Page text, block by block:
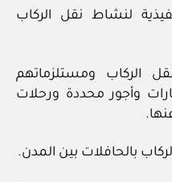
لنشاط نقل الركاب
الركاب ومستلزماتهم
وأجور محددة ورحلات
بالحافلات بين المدن.